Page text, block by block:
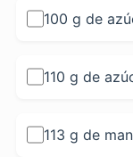
100 g de
110 g de
113 g de